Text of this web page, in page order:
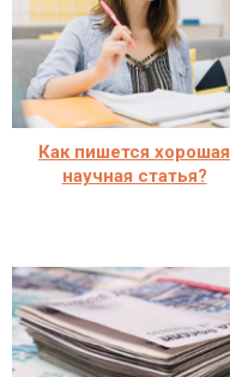
Как пишется хорошая
научная статья?